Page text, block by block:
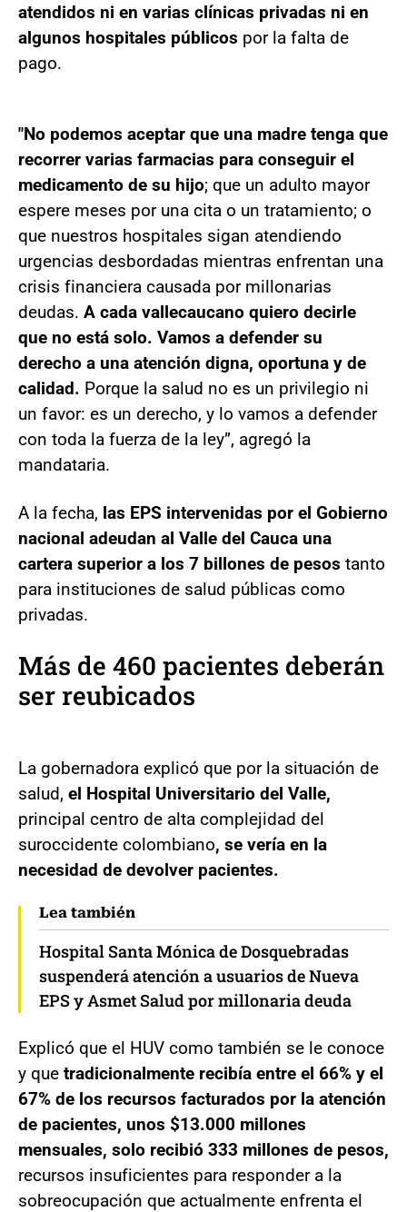
atendidos ni en varias clínicas privadas ni en
algunos hospitales públicos por la falta de
pago.
"No podemos aceptar que una madre tenga que
recorrer varias farmacias para conseguir el
medicamento de su hijo; que un adulto mayor
espere meses por una cita o un tratamiento; o
que nuestros hospitales sigan atendiendo
urgencias desbordadas mientras enfrentan una
crisis financiera causada por millonarias
deudas. A cada vallecaucano quiero decirle
que no está solo. Vamos a defender su
derecho a una atención digna, oportuna y de
calidad. Porque la salud no es un privilegio ni
un favor: es un derecho, y lo vamos a defender
con toda la fuerza de la ley”, agregó la
mandataria.
A la fecha, las EPS intervenidas por el Gobierno
nacional adeudan al Valle del Cauca una
cartera superior a los 7 billones de pesos tanto
para instituciones de salud públicas como
privadas.
Más de 460 pacientes deberán
ser reubicados
La gobernadora explicó que por la situación de
salud, el Hospital Universitario del Valle,
principal centro de alta complejidad del
suroccidente colombiano, se vería en la
necesidad de devolver pacientes.
Lea también
Hospital Santa Mónica de Dosquebradas
suspenderá atención a usuarios de Nueva
EPS y Asmet Salud por millonaria deuda
Explicó que el HUV como también se le conoce
y que tradicionalmente recibía entre el 66% y el
67% de los recursos facturados por la atención
de pacientes, unos $13.000 millones
mensuales, solo recibió 333 millones de pesos,
recursos insuficientes para responder a la
sobreocupación que actualmente enfrenta el